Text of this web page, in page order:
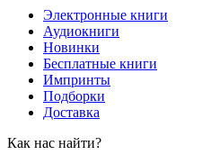
Электронные книги
Аудиокниги
Новинки
Бесплатные книги
Импринты
Подборки
Доставка
Как нас найти?